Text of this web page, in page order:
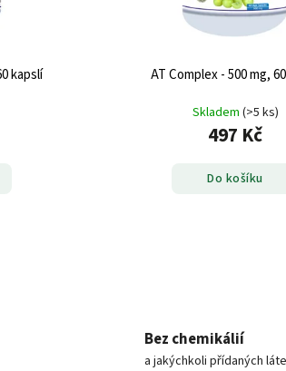
kapslí AT Complex - 500 mg,
Skladem (>5 ks)
497 Kč
Do košíku
Bez chemikálií
a jakýchkoli přídaných